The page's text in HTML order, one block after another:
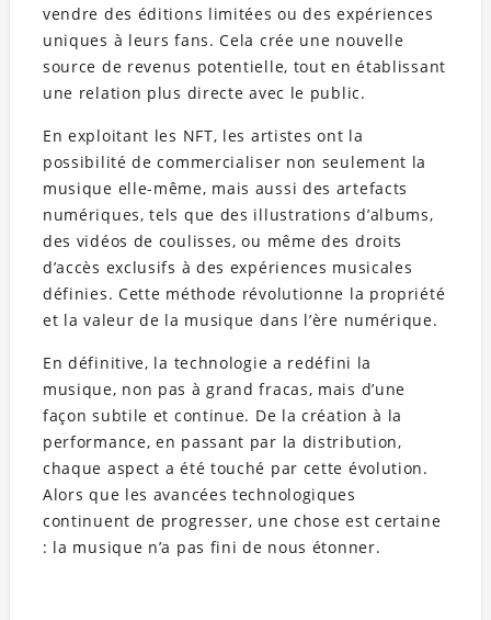
vendre des éditions limitées ou des expériences
uniques à leurs fans. Cela crée une nouvelle
source de revenus potentielle, tout en établissant
une relation plus directe avec le public.
En exploitant les NFT, les artistes ont la
possibilité de commercialiser non seulement la
musique elle-même, mais aussi des artefacts
numériques, tels que des illustrations d’albums,
des vidéos de coulisses, ou même des droits
d’accès exclusifs à des expériences musicales
définies. Cette méthode révolutionne la propriété
et la valeur de la musique dans l’ère numérique.
En définitive, la technologie a redéfini la
musique, non pas à grand fracas, mais d’une
façon subtile et continue. De la création à la
performance, en passant par la distribution,
chaque aspect a été touché par cette évolution.
Alors que les avancées technologiques
continuent de progresser, une chose est certaine
: la musique n’a pas fini de nous étonner.